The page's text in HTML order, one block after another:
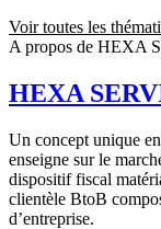
Voir toutes les
A propos de HEXA
HEXA
Un concept unique
enseigne sur le
dispositif fiscal
clientèle BtoB
d’entreprise.